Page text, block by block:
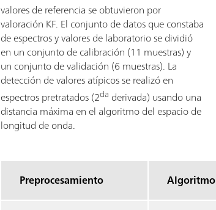
valores de referencia se obtuvieron por
valoración KF. El conjunto de datos que constaba
de espectros y valores de laboratorio se dividió
en un conjunto de calibración (11 muestras) y
un conjunto de validación (6 muestras). La
detección de valores atípicos se realizó en
espectros pretratados (2da derivada) usando una
distancia máxima en el algoritmo del espacio de
longitud de onda.
Preprocesamiento Algoritmo